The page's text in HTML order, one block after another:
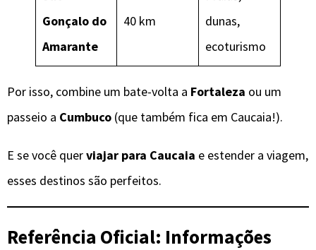
Gonçalo do
Amarante
40 km
dunas,
ecoturismo
Por isso, combine um bate-volta a Fortaleza ou um
passeio a Cumbuco (que também fica em Caucaia!).
E se você querviajar para Caucaia e estender a viagem,
esses destinos são perfeitos.
Referência Oficial: Informações